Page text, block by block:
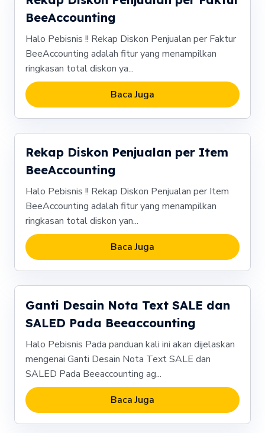
BeeAccounting
Halo Pebisnis !! Rekap Diskon Penjualan per Faktur
BeeAccounting adalah fitur yang menampilkan
ringkasan total diskon ya...
Baca Juga
Rekap Diskon Penjualan per Item
BeeAccounting
Halo Pebisnis !! Rekap Diskon Penjualan per Item
BeeAccounting adalah fitur yang menampilkan
ringkasan total diskon yan...
Baca Juga
Ganti Desain Nota Text SALE dan
SALED Pada Beeaccounting
Halo Pebisnis Pada panduan kali ini akan dijelaskan
mengenai Ganti Desain Nota Text SALE dan
SALED Pada Beeaccounting ag...
Baca Juga